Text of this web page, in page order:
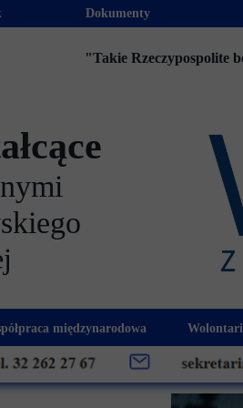
międzynarodowa
Erasmus+
Klub
"Takie Rzeczypospolite
Dokumenty